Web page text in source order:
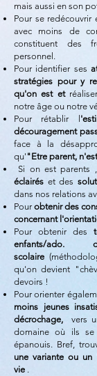
mais aussi en son
Pour se redécouvrir
avec moins de
constituent des
personnel.
Pour identifier ses
stratégies pour y
qu'on est et
notre âge ou notre
Pour rétablir l
découragement
face à la
qu' "Etre parent,
Si on est parents
éclairés et des
dans nos relations
Pourobtenir des
concernant l'
Pour obtenir des
enfants/ado.
scolaire
qu'on devient
devoirs !
Pour orienter
moins jeunes
décrochage,
vers
domaine où ils se
épanouis. Bref,
une variante ou un
vie .